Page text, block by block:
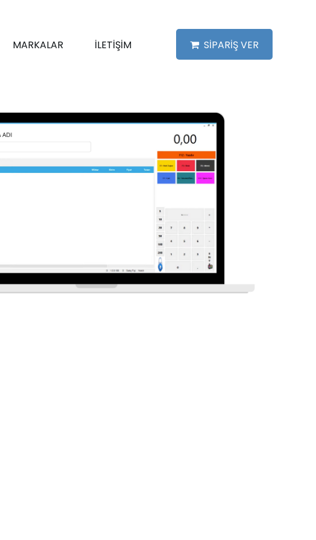
MARKALAR İLETİŞİM SİPARİŞ VER